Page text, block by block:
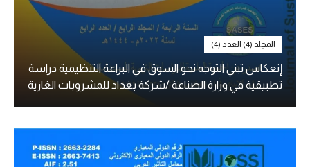
المجلد (4) العدد (4)
إنعكاس تبني التوجه نحو السوق في البراعة التنظيمية دراسة
تطبيقية في وزارة الصناعة /شركة بغداد للمشروبات الغازية